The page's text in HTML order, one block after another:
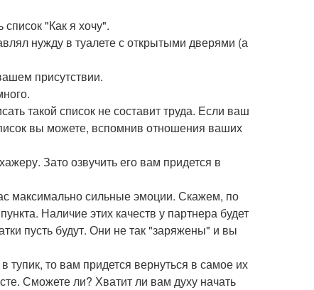
"Как я хочу".
нужду в туалете с открытыми дверями (а
присутствии.
такой список не составит труда. Если ваш
вы можете, вспомнив отношения ваших
Зато озвучить его вам придется в
максимально сильные эмоции. Скажем, по
Наличие этих качеств у партнера будет
пусть будут. Они не так "заряжены" и вы
то вам придется вернуться в самое их
Сможете ли? Хватит ли вам духу начать